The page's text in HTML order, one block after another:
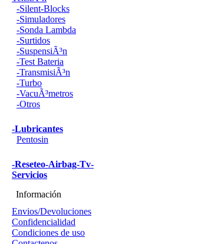
-Silent-Blocks
-Simuladores
-Sonda Lambda
-Surtidos
-SuspensiÃ³n
-Test Bateria
-TransmisiÃ³n
-Turbo
-VacuÃ³metros
-Otros
-Lubricantes
Pentosin
-Reseteo-Airbag-Tv-
Servicios
Información
Envios/Devoluciones
Confidencialidad
Condiciones de uso